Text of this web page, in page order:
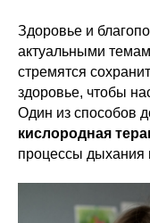
Здоровье и
актуальными
стремятся
здоровье, чтобы
Один из способов
кислородная
процессы дыхания